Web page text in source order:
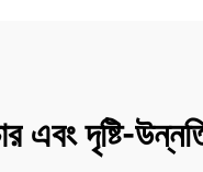
এবং দৃষ্টি-